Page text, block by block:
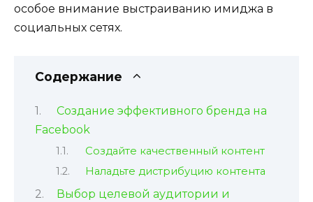
особое внимание выстраиванию имиджа в
социальных сетях.
Содержание
Создание эффективного бренда на
Facebook
Создайте качественный контент
Наладьте дистрибуцию контента
Выбор целевой аудитории и